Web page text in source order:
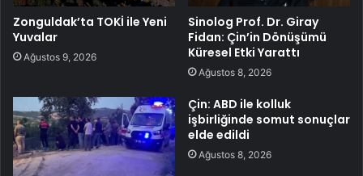
Zonguldak’ta TOKİ ile Yeni
Yuvalar
Ağustos 9, 2026
Sinolog Prof. Dr. Giray
Fidan: Çin’in Dönüşümü
Küresel Etki Yarattı
Ağustos 8, 2026
Çin: ABD ile kolluk
işbirliğinde somut sonuçlar
elde edildi
Ağustos 8, 2026